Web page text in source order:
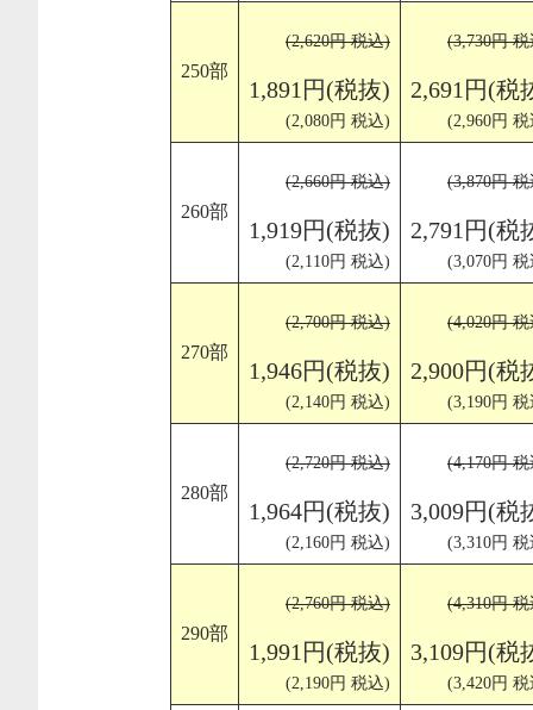
250部
(2,620円 税込)
1,891円(税抜)
(2,080円 税込)
(3,730円
2,691円(税
(2,960円
260部
(2,660円 税込)
1,919円(税抜)
(2,110円 税込)
(3,870円
2,791円(税
(3,070円
270部
(2,700円 税込)
1,946円(税抜)
(2,140円 税込)
(4,020円
2,900円(税
(3,190円
280部
(2,720円 税込)
1,964円(税抜)
(2,160円 税込)
(4,170円
3,009円(税
(3,310円
290部
(2,760円 税込)
1,991円(税抜)
(2,190円 税込)
(4,310円
3,109円(税
(3,420円